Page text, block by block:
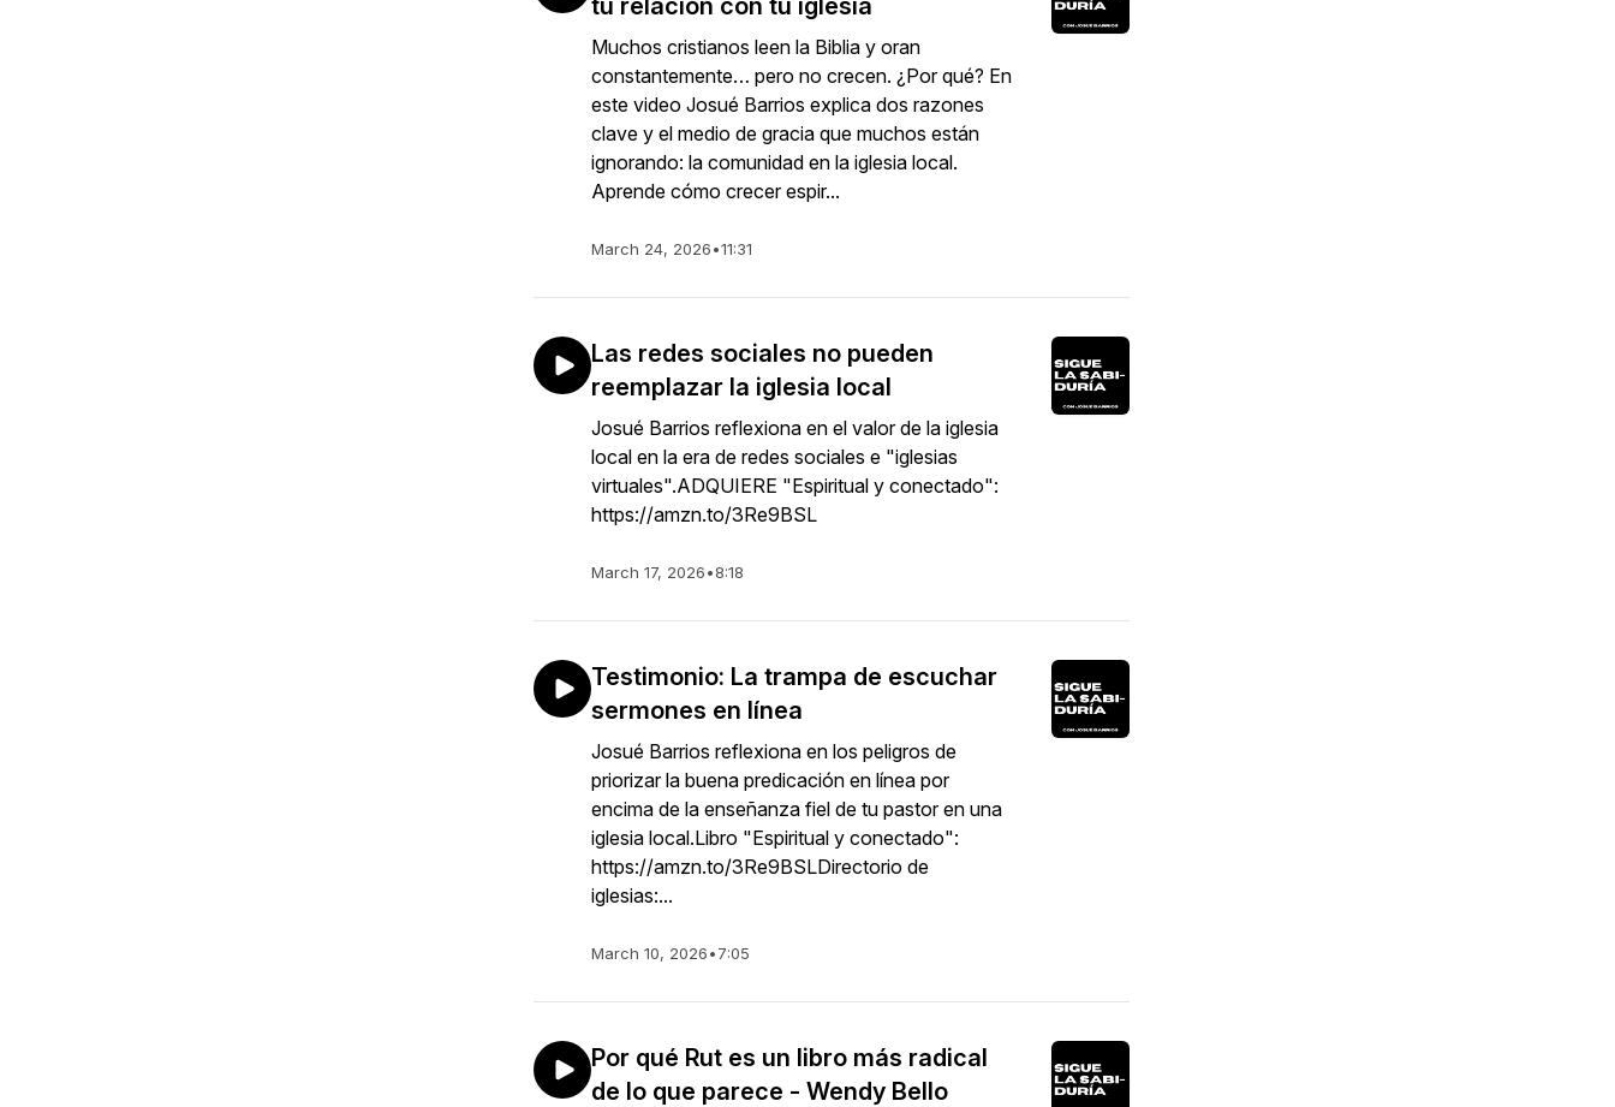
tu relación con tu iglesia
Muchos cristianos leen la Biblia y oran
constantemente… pero no crecen. ¿Por qué? En
este video Josué Barrios explica dos razones
clave y el medio de gracia que muchos están
ignorando: la comunidad en la iglesia local.
Aprende cómo crecer espir...
March 24, 2026•11:31
Las redes sociales no pueden
reemplazar la iglesia local
Josué Barrios reflexiona en el valor de la iglesia
local en la era de redes sociales e "iglesias
virtuales".ADQUIERE "Espiritual y conectado":
https://amzn.to/3Re9BSL
March 17, 2026•8:18
Testimonio: La trampa de escuchar
sermones en línea
Josué Barrios reflexiona en los peligros de
priorizar la buena predicación en línea por
encima de la enseñanza fiel de tu pastor en una
iglesia local.Libro "Espiritual y conectado":
https://amzn.to/3Re9BSLDirectorio de
iglesias:...
March 10, 2026•7:05
Por qué Rut es un libro más radical
de lo que parece - Wendy Bello